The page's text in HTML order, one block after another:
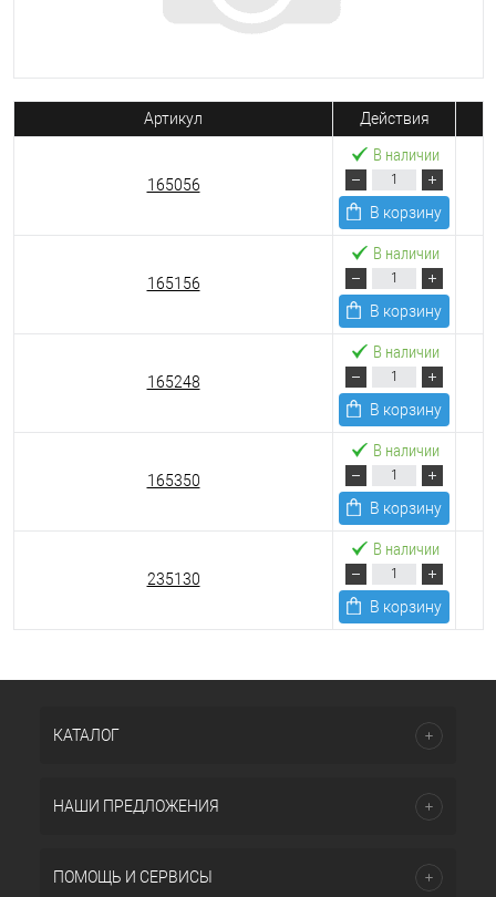
Артикул Действия
165056
В наличии
В корзину
165156
В наличии
В корзину
165248
В наличии
В корзину
165350
В наличии
В корзину
235130
В наличии
В корзину
КАТАЛОГ
НАШИ ПРЕДЛОЖЕНИЯ
ПОМОЩЬ И СЕРВИСЫ